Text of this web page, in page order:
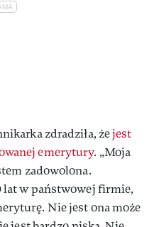
zdradziła, żejest
emerytury. „Moja
zadowolona.
lat w państwowej firmie,
Nie jest ona może